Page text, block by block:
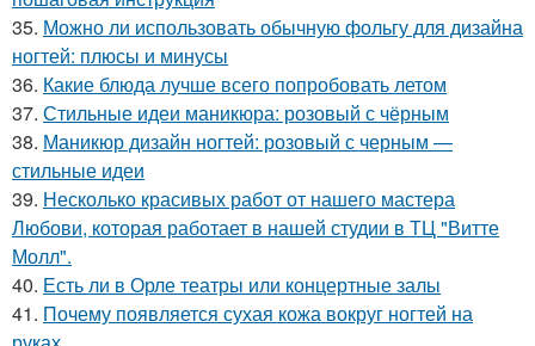
35. Можно ли использовать обычную фольгу для дизайна
ногтей: плюсы и минусы
36. Какие блюда лучше всего попробовать летом
37. Стильные идеи маникюра: розовый с чёрным
38. Маникюр дизайн ногтей: розовый с черным —
стильные идеи
39. Несколько красивых работ от нашего мастера
Любови, которая работает в нашей студии в ТЦ "Витте
Молл".
40. Есть ли в Орле театры или концертные залы
41. Почему появляется сухая кожа вокруг ногтей на